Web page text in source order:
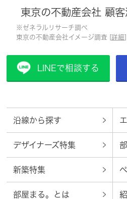
東京の不動産会社 顧
※ゼネラルリサーチ調べ
東京の不動産会社イメージ調査 [詳細]
LINEで相談する
沿線から探す
デザイナーズ特集
新築特集
部屋まる。とは